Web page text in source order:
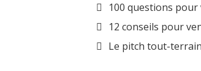
100 questions pour
12 conseils pour
Le pitch tout-